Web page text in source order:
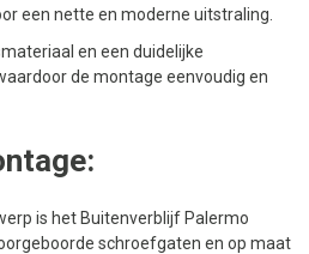
een nette en moderne uitstraling.
en een duidelijke
de montage eenvoudig en
is het Buitenverblijf Palermo
schroefgaten en op maat